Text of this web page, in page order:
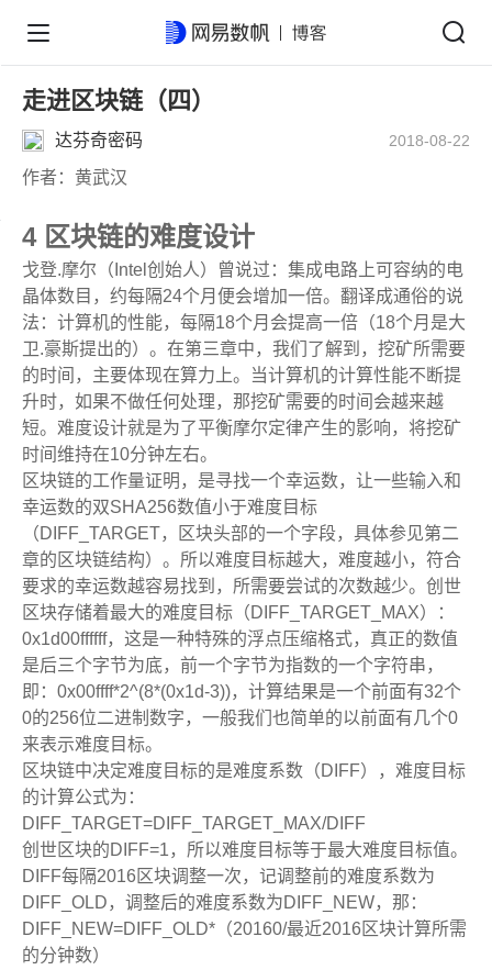
走进区块链（四）
达芬奇密码 2018-08-22
作者：黄武汉
4 区块链的难度设计
戈登.摩尔（Intel创始人）曾说过：集成电路上可容纳的电
晶体数目，约每隔24个月便会增加一倍。翻译成通俗的说
法：计算机的性能，每隔18个月会提高一倍（18个月是大
卫.豪斯提出的）。在第三章中，我们了解到，挖矿所需要
的时间，主要体现在算力上。当计算机的计算性能不断提
升时，如果不做任何处理，那挖矿需要的时间会越来越
短。难度设计就是为了平衡摩尔定律产生的影响，将挖矿
时间维持在10分钟左右。
区块链的工作量证明，是寻找一个幸运数，让一些输入和
幸运数的双SHA256数值小于难度目标
（DIFF_TARGET，区块头部的一个字段，具体参见第二
章的区块链结构）。所以难度目标越大，难度越小，符合
要求的幸运数越容易找到，所需要尝试的次数越少。创世
区块存储着最大的难度目标（DIFF_TARGET_MAX）：
0x1d00ffffff，这是一种特殊的浮点压缩格式，真正的数值
是后三个字节为底，前一个字节为指数的一个字符串，
即：0x00ffff*2^(8*(0x1d-3))，计算结果是一个前面有32个
0的256位二进制数字，一般我们也简单的以前面有几个0
来表示难度目标。
区块链中决定难度目标的是难度系数（DIFF），难度目标
的计算公式为：
DIFF_TARGET=DIFF_TARGET_MAX/DIFF
创世区块的DIFF=1，所以难度目标等于最大难度目标值。
DIFF每隔2016区块调整一次，记调整前的难度系数为
DIFF_OLD，调整后的难度系数为DIFF_NEW，那：
DIFF_NEW=DIFF_OLD*（20160/最近2016区块计算所需
的分钟数）